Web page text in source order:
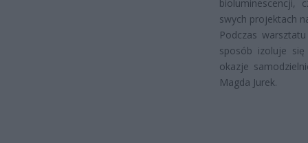
bioluminescencji,
swych projektach
Podczas
sposób izoluje się
okazje
Magda Jurek.